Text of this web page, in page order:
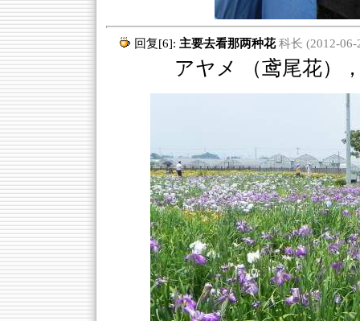
回复[6]: 主要去看那两种花 科长 (2012-06-
アヤメ （鸢尾花），